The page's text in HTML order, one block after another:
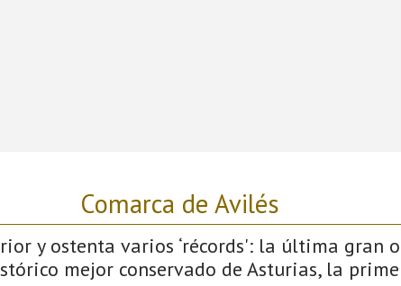
Comarca de Avilés
y ostenta varios ‘récords': la última gran
mejor conservado de Asturias, la